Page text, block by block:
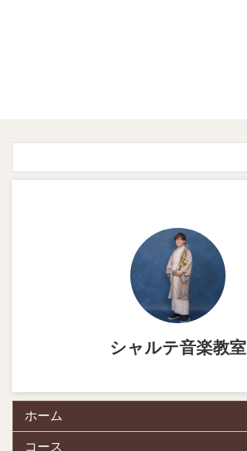
をやりたいなど、目的によって教
シャルテ音楽教室
ホーム
コース